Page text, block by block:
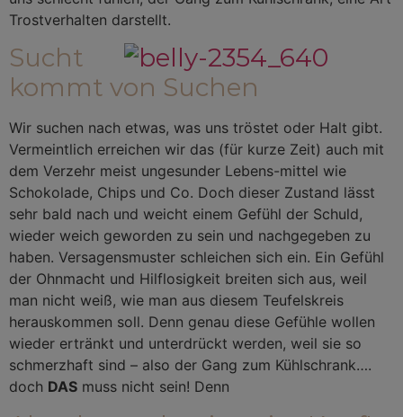
Trostverhalten darstellt.
Sucht
kommt von Suchen
Wir suchen nach etwas, was uns tröstet oder Halt gibt.
Vermeintlich erreichen wir das (für kurze Zeit) auch mit
dem Verzehr meist ungesunder Lebens-mittel wie
Schokolade, Chips und Co. Doch dieser Zustand lässt
sehr bald nach und weicht einem Gefühl der Schuld,
wieder weich geworden zu sein und nachgegeben zu
haben. Versagensmuster schleichen sich ein. Ein Gefühl
der Ohnmacht und Hilflosigkeit breiten sich aus, weil
man nicht weiß, wie man aus diesem Teufelskreis
herauskommen soll. Denn genau diese Gefühle wollen
wieder ertränkt und unterdrückt werden, weil sie so
schmerzhaft sind – also der Gang zum Kühlschrank….
doch DAS muss nicht sein! Denn